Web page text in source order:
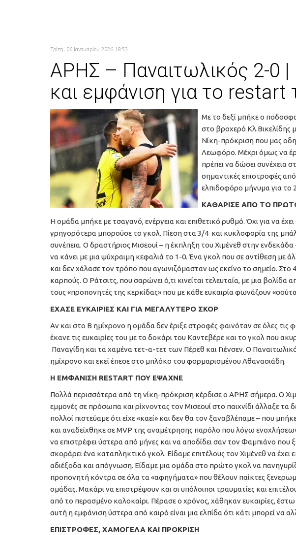
Τρίτη, 06 Ιανουαρίου 2026 18:53
ΑΡΗΣ – Παναιτωλικός 2-0 |
και εμφάνιση για το restart
Με το δεξί μπήκε ο
στο βροχερό
Νίκη-πρόκριση που μας
Λεωφόρο. Μέχρι όμως να
πρέπει να δώσει συνέχεια
σημαντικές επιστροφές
ελπιδοφόρο μήνυμα για το
ΚΑΘΑΡΙΣΕ ΑΠΟ ΤΟ
Η ομάδα μπήκε με τσαγανό, ενέργεια και επιθετικό ρυθμό. Όχι για να
γρηγορότερα μπορούσε το γκολ. Πίεση στα 3/4 και κυκλοφορία της
συνέπεια. Ο δραστήριος Μισεουί – η έκπληξη του Χιμένεθ στην
να κάνει με μια ψύχραιμη κεφαλιά το 1-0. Ένα γκολ που σε αντίθεση με
και δεν χάλασε τον τρόπο που αγωνιζόμασταν ως εκείνο το σημείο. Στο
καρπούς. Ο Ράτσιτς, που σαρώνει ό,τι κινείται τελευταία, με μια
τους «προπονητές της κερκίδας» που με κάθε ευκαιρία φωνάζουν
ΕΧΑΣΕ ΕΥΚΑΙΡΙΕΣ ΚΑΙ ΓΙΑ ΜΕΓΑΛΥΤΕΡΟ ΣΚΟΡ
Αν και στο Β ημίχρονο η ομάδα δεν έριξε στροφές φαινόταν σε όλες τις
έκανε τις ευκαιρίες του με το δοκάρι του Καντεβέρε και το γκολ που
Παναγίδη και τα χαμένα τετ-α-τετ των Πέρεθ και Γιένσεν. Ο
ημίχρονο και εκεί έπεσε στο μπλόκο του φορμαρισμένου Αθανασιάδη.
Η ΕΜΦΑΝΙΣΗ RESTART ΠΟΥ ΕΨΑΧΝΕ
Πολλά περισσότερα από τη νίκη-πρόκριση κέρδισε ο ΑΡΗΣ σήμερα. Ο
εμμονές σε πρόσωπα και ρίχνοντας τον Μισεουί στο παιχνίδι άλλαξε
πολλοί πιστεύαμε ότι είχε «καεί» και δεν θα τον ξαναβλέπαμε – που
και αναδείχθηκε σε MVP της αναμέτρησης παρόλο που λόγω
να επιστρέφει ύστερα από μήνες και να αποδίδει σαν τον Φαμπιάνο που
σκοράρει ένα καταπληκτικό γκολ. Είδαμε επιτέλους τον Χιμένεθ να έχει
αδιέξοδα και απόγνωση. Είδαμε μια ομάδα στο πρώτο γκολ να
προπονητή κόντρα σε όλα τα «αφηγήματα» που θέλουν παίκτες
ομάδας. Μακάρι να επιστρέψουν και οι υπόλοιποι τραυματίες και
από το περασμένο καλοκαίρι. Πέρασε ο χρόνος, χάθηκαν ευκαιρίες,
αυτή η εμφάνιση ύστερα από καιρό είναι μια ελπίδα ότι κάτι μπορεί να
ΕΠΙΣΤΡΟΦΕΣ, ΧΑΜΟΓΕΛΑ ΚΑΙ ΠΡΟΚΡΙΣΗ